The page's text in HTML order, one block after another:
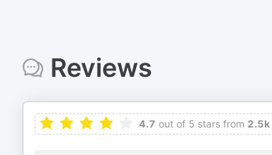
Reviews
4.7 out of 5 stars from 2.5k